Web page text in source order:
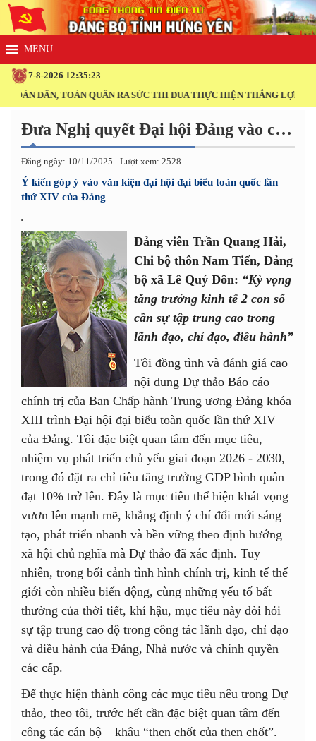
7-8-2026 12:35:23
DÂN, TOÀN QUÂN RA SỨC THI ĐUA THỰC HIỆN THẮNG LỢI NGHỊ
Đưa Nghị quyết Đại hội Đảng vào cuộc sống
Đăng ngày: 10/11/2025 - Lượt xem: 2528
Ý kiến góp ý vào văn kiện đại hội đại biểu toàn quốc lần
thứ XIV của Đảng
.
Đảng viên Trần Quang Hải,
Chi bộ thôn Nam Tiến, Đảng
bộ xã Lê Quý Đôn: “Kỳ vọng
tăng trưởng kinh tế 2 con số
cần sự tập trung cao trong
lãnh đạo, chỉ đạo, điều hành”
Tôi đồng tình và đánh giá cao
nội dung Dự thảo Báo cáo
chính trị của Ban Chấp hành Trung ương Đảng khóa
XIII trình Đại hội đại biểu toàn quốc lần thứ XIV
của Đảng. Tôi đặc biệt quan tâm đến mục tiêu,
nhiệm vụ phát triển chủ yếu giai đoạn 2026 - 2030,
trong đó đặt ra chỉ tiêu tăng trưởng GDP bình quân
đạt 10% trở lên. Đây là mục tiêu thể hiện khát vọng
vươn lên mạnh mẽ, khẳng định ý chí đổi mới sáng
tạo, phát triển nhanh và bền vững theo định hướng
xã hội chủ nghĩa mà Dự thảo đã xác định. Tuy
nhiên, trong bối cảnh tình hình chính trị, kinh tế thế
giới còn nhiều biến động, cùng những yếu tố bất
thường của thời tiết, khí hậu, mục tiêu này đòi hỏi
sự tập trung cao độ trong công tác lãnh đạo, chỉ đạo
và điều hành của Đảng, Nhà nước và chính quyền
các cấp.
Để thực hiện thành công các mục tiêu nêu trong Dự
thảo, theo tôi, trước hết cần đặc biệt quan tâm đến
công tác cán bộ – khâu “then chốt của then chốt”.